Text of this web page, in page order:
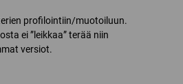
profilointiin/muotoiluun.
ei ”leikkaa” terää niin
versiot.